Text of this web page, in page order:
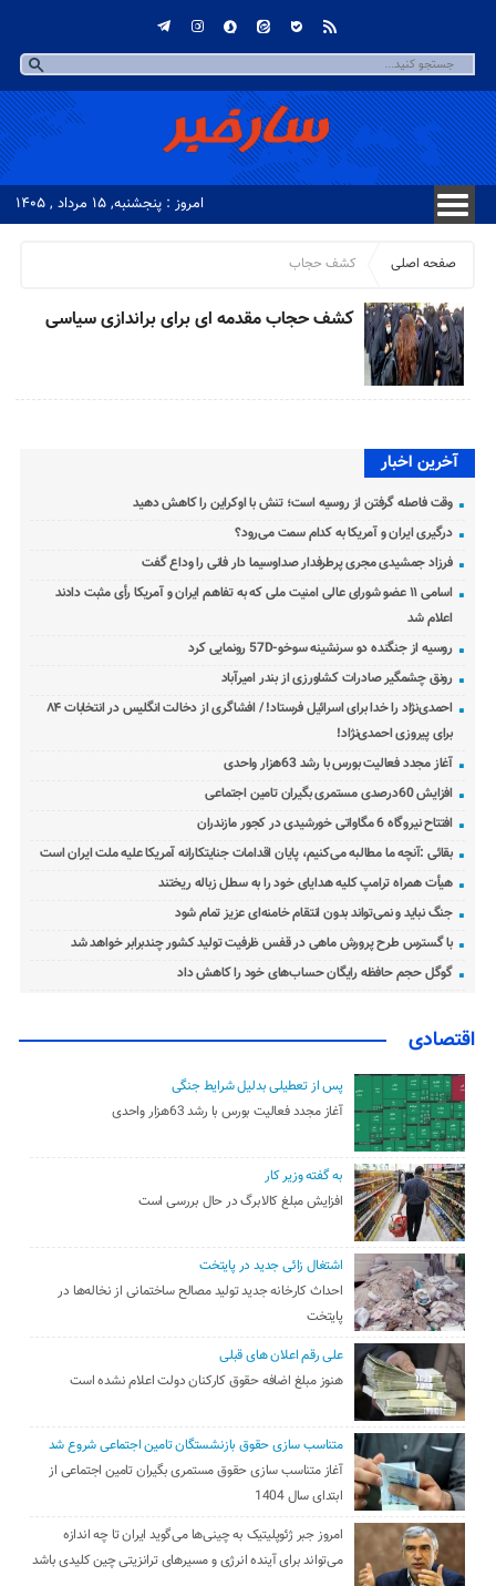
امروز : پنجشنبه, ۱۵ مرداد , ۱۴۰۵
صفحه اصلی کشف حجاب
کشف حجاب مقدمه ای برای براندازی سیاسی
آخرین اخبار
وقت فاصله گرفتن از روسیه است؛ تنش با اوکراین را کاهش دهید
درگیری ایران و آمریکا به کدام سمت می‌رود؟
فرزاد جمشیدی مجری پرطرفدار صداوسیما دار فانی را وداع گفت
اسامی ۱۱ عضو شورای عالی امنیت ملی که به تفاهم ایران و آمریکا رأی مثبت دادند
اعلام شد
روسیه از جنگنده دو سرنشینه سوخو-57D رونمایی کرد
رونق چشمگیر صادرات کشاورزی از بندر امیرآباد
احمدی‌نژاد را خدا برای اسرائیل فرستاد! / افشاگری از دخالت انگلیس در انتخابات ۸۴
برای پیروزی احمدی‌نژاد!
آغاز مجدد فعالیت بورس با رشد 63هزار واحدی
افزایش 60درصدی مستمری بگیران تامین اجتماعی
افتتاح نیروگاه 6 مگاواتی خورشیدی در کجور مازندران
بقائی :آنچه ما مطالبه می‌کنیم، پایان اقدامات جنایتکارانه آمریکا علیه ملت ایران است
هیأت همراه ترامپ کلیه هدایای خود را به سطل زباله ریختند
جنگ نباید و نمی‌تواند بدون انتقام خامنه‌ای عزیز تمام شود
با گسترس طرح پرورش ماهی در قفس ظرفیت تولید کشور چندبرابر خواهد شد
گوگل حجم حافظه رایگان حساب‌های خود را کاهش داد
اقتصادی
پس از تعطیلی بدلیل شرایط جنگی
آغاز مجدد فعالیت بورس با رشد 63هزار واحدی
به گفته وزیر کار
افزایش مبلغ کالابرگ در حال بررسی است
اشتغال زائی جدید در پایتخت
احداث کارخانه جدید تولید مصالح ساختمانی از نخاله‌ها در
پایتخت
علی رقم اعلان های قبلی
هنوز مبلغ اضافه حقوق کارکنان دولت اعلام نشده است
متناسب سازی حقوق بازنشستگان تامین اجتماعی شروع شد
آغاز متناسب سازی حقوق مستمری بگیران تامین اجتماعی از
ابتدای سال 1404
امروز جبر ژئوپلیتیک به چینی‌ها می‌گوید ایران تا چه اندازه
می‌تواند برای آینده انرژی و مسیرهای ترانزیتی چین کلیدی باشد